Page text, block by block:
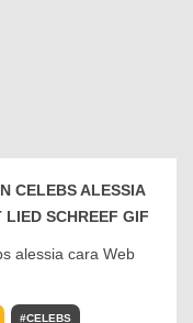
CELEBS ALESSIA
SCHREEF GIF
CELEBS